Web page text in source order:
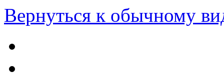
Вернуться к обычному